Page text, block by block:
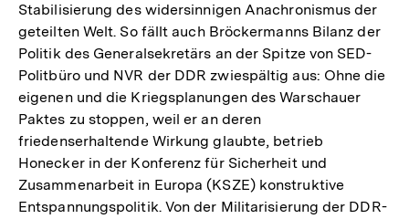
Stabilisierung des widersinnigen Anachronismus der
geteilten Welt. So fällt auch Bröckermanns Bilanz der
Politik des Generalsekretärs an der Spitze von SED-
Politbüro und NVR der DDR zwiespältig aus: Ohne die
eigenen und die Kriegsplanungen des Warschauer
Paktes zu stoppen, weil er an deren
friedenserhaltende Wirkung glaubte, betrieb
Honecker in der Konferenz für Sicherheit und
Zusammenarbeit in Europa (KSZE) konstruktive
Entspannungspolitik. Von der Militarisierung der DDR-